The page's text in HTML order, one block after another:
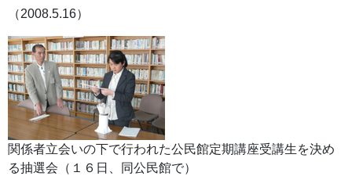
（2008.5.16）
関係者立会いの下で行われた公民館定期講座受講生を決め
る抽選会（１６日、同公民館で）